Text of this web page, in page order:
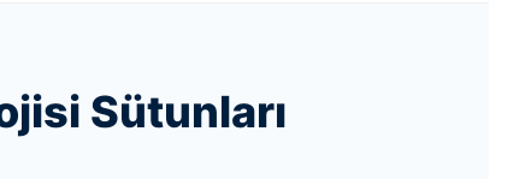
Sütunları